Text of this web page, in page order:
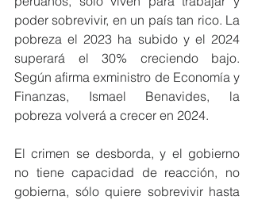
poder sobrevivir, en un país tan rico. La
pobreza el 2023 ha subido y el 2024
superará el 30% creciendo bajo.
Según afirma exministro de Economía y
Finanzas, Ismael Benavides, la
pobreza volverá a crecer en 2024.
El crimen se desborda, y el gobierno
no tiene capacidad de reacción, no
gobierna, sólo quiere sobrevivir hasta